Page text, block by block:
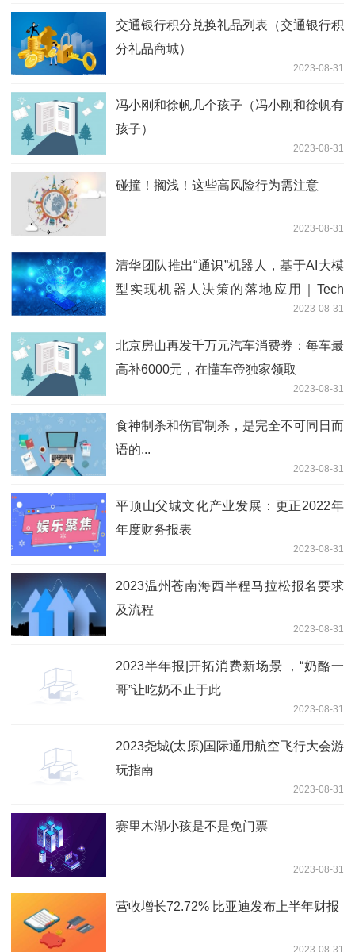
交通银行积分兑换礼品列表（交通银行积
分礼品商城）
2023-08-31
冯小刚和徐帆几个孩子（冯小刚和徐帆有
孩子）
2023-08-31
碰撞！搁浅！这些高风险行为需注意
2023-08-31
清华团队推出“通识”机器人，基于AI大模
型实现机器人决策的落地应用｜Tech
2023-08-31
北京房山再发千万元汽车消费券：每车最
高补6000元，在懂车帝独家领取
2023-08-31
食神制杀和伤官制杀，是完全不可同日而
语的...
2023-08-31
平顶山父城文化产业发展：更正2022年
年度财务报表
2023-08-31
2023温州苍南海西半程马拉松报名要求
及流程
2023-08-31
2023半年报|开拓消费新场景 ，“奶酪一
哥”让吃奶不止于此
2023-08-31
2023尧城(太原)国际通用航空飞行大会游
玩指南
2023-08-31
赛里木湖小孩是不是免门票
2023-08-31
营收增长72.72% 比亚迪发布上半年财报
2023-08-31